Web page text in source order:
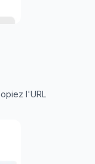
l'URL